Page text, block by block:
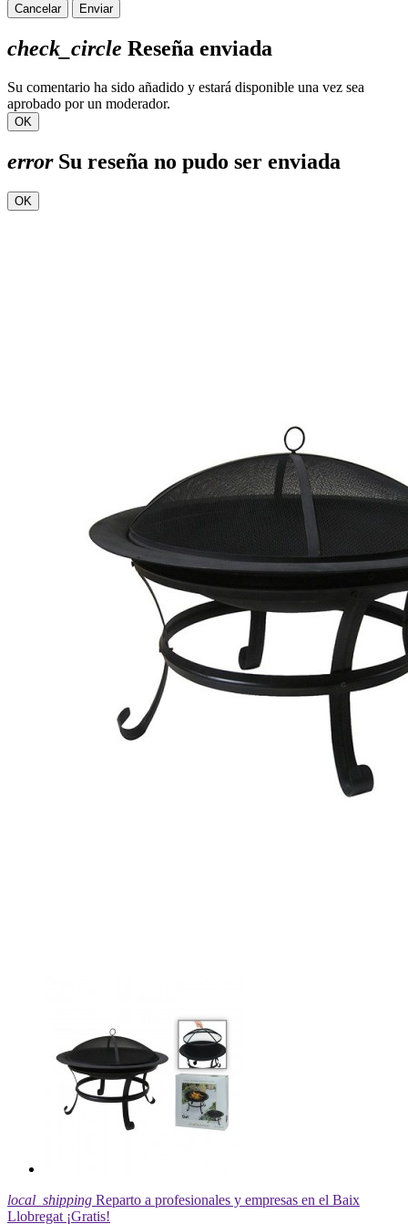
Cancelar Enviar
check_circle Reseña enviada
Su comentario ha sido añadido y estará disponible una vez sea
aprobado por un moderador.
OK
errorSu reseña no pudo ser enviada
OK
local_shipping Reparto a profesionales y empresas en el Baix
Llobregat ¡Gratis!